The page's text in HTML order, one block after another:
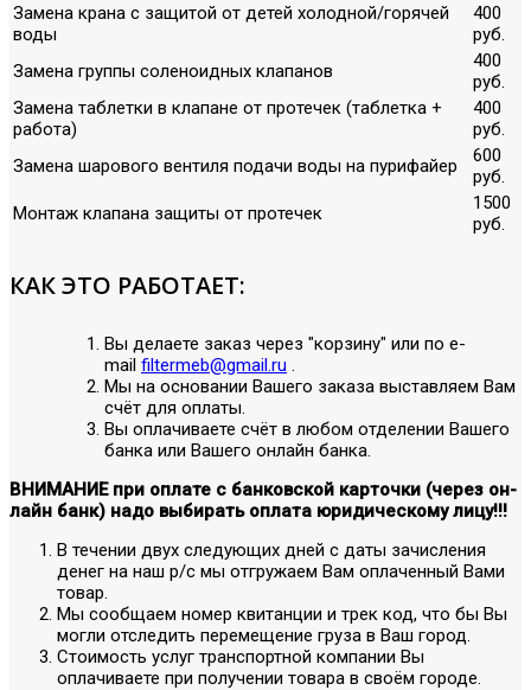
Замена крана с защитой от детей холодной/горячей
воды
400
руб.
Замена группы соленоидных клапанов
400
руб.
Замена таблетки в клапане от протечек (таблетка +
работа)
400
руб.
Замена шарового вентиля подачи воды на пурифайер
600
руб.
Монтаж клапана защиты от протечек
1500
руб.
КАК ЭТО РАБОТАЕТ:
Вы делаете заказ через "корзину" или по е-
mail filtermeb@gmail.ru .
Мы на основании Вашего заказа выставляем Вам
счёт для оплаты.
Вы оплачиваете счёт в любом отделении Вашего
банка или Вашего онлайн банка.
ВНИМАНИЕ при оплате с банковской карточки (через он-
лайн банк) надо выбирать оплата юридическому лицу!!!
В течении двух следующих дней с даты зачисления
денег на наш р/с мы отгружаем Вам оплаченный Вами
товар.
Мы сообщаем номер квитанции и трек код, что бы Вы
могли отследить перемещение груза в Ваш город.
Стоимость услуг транспортной компании Вы
оплачиваете при получении товара в своём городе.